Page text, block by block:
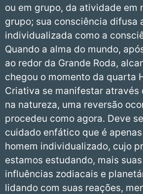
ou em grupo, da atividade em
grupo; sua consciência difusa
individualizada como a
Quando a alma do mundo,
ao redor da Grande Roda,
chegou o momento da quarta
Criativa se manifestar através
na natureza, uma reversão
procedeu como agora. Deve
cuidado enfático que é
homem individualizado, cujo
estamos estudando, mais
influências zodiacais e
lidando com suas reações,